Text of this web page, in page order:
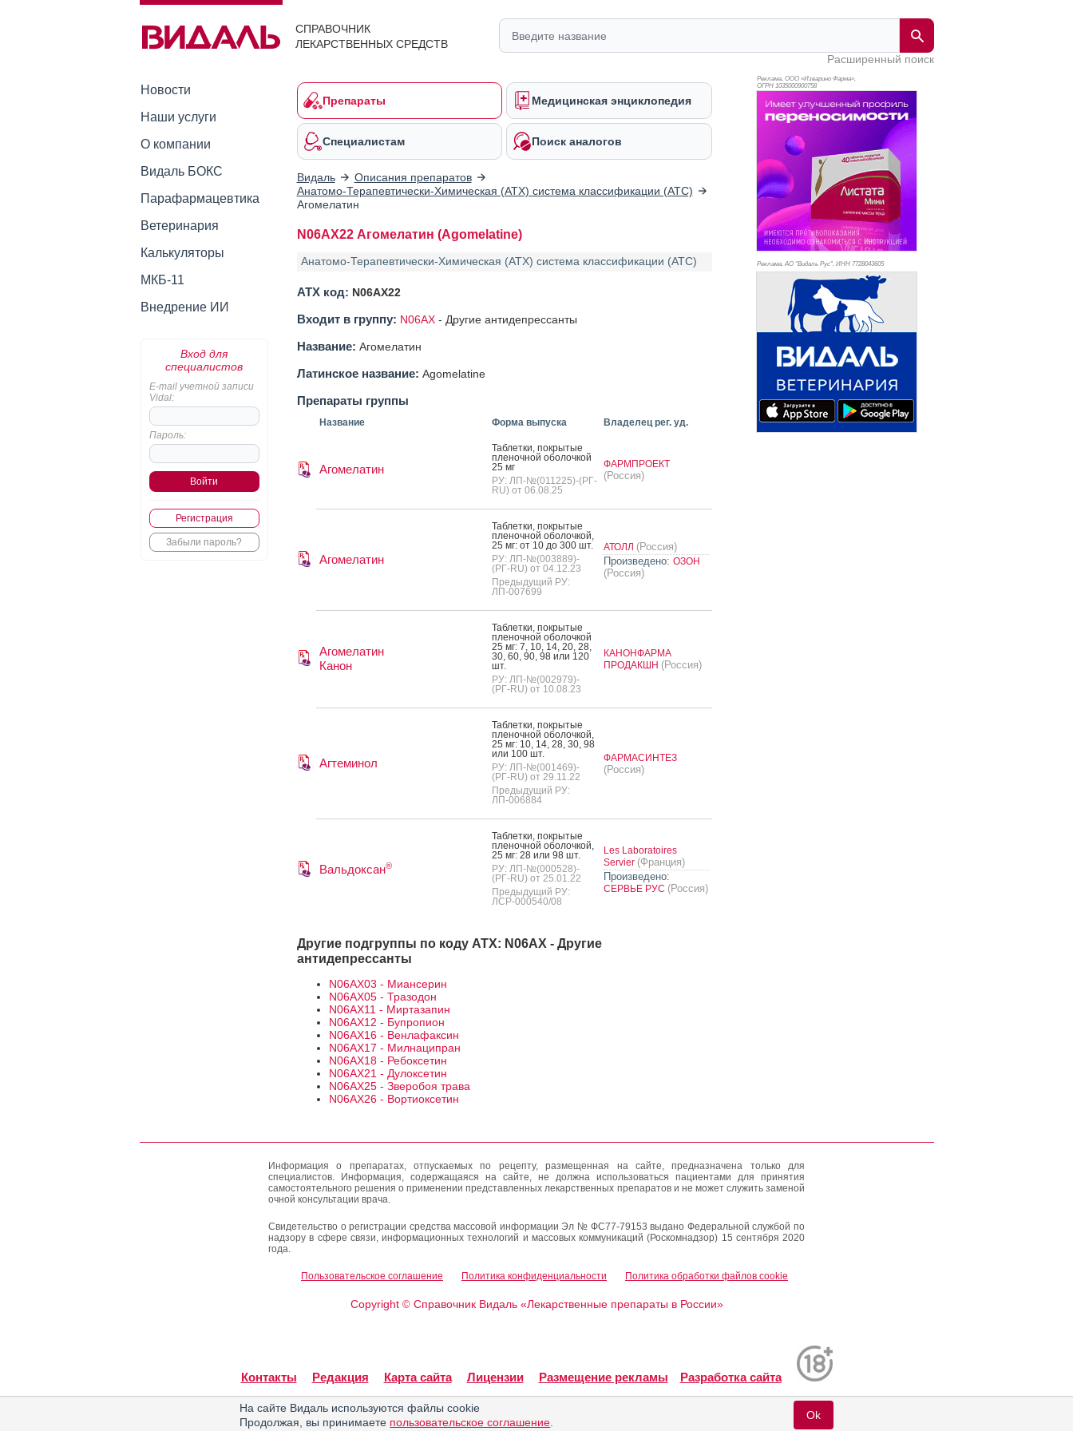
СПРАВОЧНИК
ЛЕКАРСТВЕННЫХ СРЕДСТВ
Расширенный поиск
Новости
Наши услуги
О компании
Видаль БОКС
Парафармацевтика
Ветеринария
Калькуляторы
МКБ-11
Внедрение ИИ
Вход для
специалистов
E-mail учетной записи
Vidal:
Пароль:
Регистрация
Забыли пароль?
Препараты Медицинская энциклопедия
Специалистам Поиск аналогов
Видаль
Описания препаратов
Анатомо-Терапевтически-Химическая (АТХ) система классификации (ATC)
Агомелатин
N06AX22 Агомелатин (Agomelatine)
Анатомо-Терапевтически-Химическая (АТХ) система классификации (ATC)
АТХ код: N06AX22
Входит в группу: N06AX- Другие антидепрессанты
Название: Агомелатин
Латинское название: Agomelatine
Препараты группы
Название Форма выпуска Владелец рег. уд.
Агомелатин
Таб­летки, пок­ры­тые
пле­ноч­ной обо­лоч­кой
25 мг
РУ: ЛП-№(011225)-(РГ-
RU) от 06.08.25
ФАРМПРОЕКТ
(Россия)
Агомелатин
Таб­летки, пок­ры­тые
пле­ноч­ной обо­лоч­кой,
25 мг: от 10 до 300 шт.
РУ: ЛП-№(003889)-
(РГ-RU) от 04.12.23
Предыдущий РУ:
ЛП-007699
АТОЛЛ (Россия)
Произведено: ОЗОН
(Россия)
Агомелатин
Канон
Таб­летки, пок­ры­тые
пле­ноч­ной обо­лоч­кой
25 мг: 7, 10, 14, 20, 28,
30, 60, 90, 98 или 120
шт.
РУ: ЛП-№(002979)-
(РГ-RU) от 10.08.23
КАНОНФАРМА
ПРОДАКШН (Россия)
Агтеминол
Таб­летки, пок­ры­тые
пле­ноч­ной обо­лоч­кой,
25 мг: 10, 14, 28, 30, 98
или 100 шт.
РУ: ЛП-№(001469)-
(РГ-RU) от 29.11.22
Предыдущий РУ:
ЛП-006884
ФАРМАСИНТЕЗ
(Россия)
Вальдоксан®
Таб­летки, пок­ры­тые
пле­ноч­ной обо­лоч­кой,
25 мг: 28 или 98 шт.
РУ: ЛП-№(000528)-
(РГ-RU) от 25.01.22
Предыдущий РУ:
ЛСР-000540/08
Les Laboratoires
Servier (Франция)
Произведено:
СЕРВЬЕ РУС (Россия)
Другие подгруппы по коду АТХ: N06AX - Другие
антидепрессанты
N06AX03 - Миансерин
N06AX05 - Тразодон
N06AX11 - Миртазапин
N06AX12 - Бупропион
N06AX16 - Венлафаксин
N06AX17 - Милнаципран
N06AX18 - Ребоксетин
N06AX21 - Дулоксетин
N06AX25 - Зверобоя трава
N06AX26 - Вортиоксетин
Реклама. ООО «Изварино Фарма»,
ОГРН 1035000900758
Реклама. АО "Видаль Рус", ИНН 7728043605
Информация о препаратах, отпускаемых по рецепту, размещенная на сайте, предназначена только для
специалистов. Информация, содержащаяся на сайте, не должна использоваться пациентами для принятия
самостоятельного решения о применении представленных лекарственных препаратов и не может служить заменой
очной консультации врача.
Свидетельство о регистрации средства массовой информации Эл № ФС77-79153 выдано Федеральной службой по
надзору в сфере связи, информационных технологий и массовых коммуникаций (Роскомнадзор) 15 сентября 2020
года.
Пользовательское соглашение Политика конфиденциальности Политика обработки файлов cookie
Copyright ©Справочник Видаль «Лекарственные препараты в России»
Контакты Редакция Карта сайта Лицензии Размещение рекламы Разработка сайта
На сайте Видаль используются файлы cookie
Продолжая, вы принимаете пользовательское соглашение
Ok